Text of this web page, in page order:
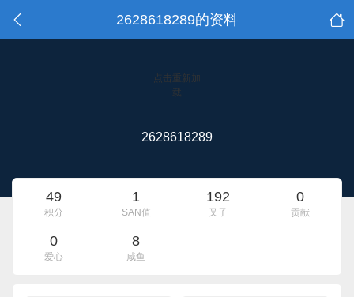
2628618289的资料
点击重新加
载
2628618289
49
积分
1
SAN值
192
叉子
0
贡献
0
爱心
8
咸鱼